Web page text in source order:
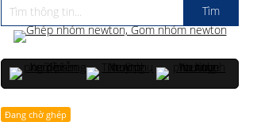
Đang chờ ghép